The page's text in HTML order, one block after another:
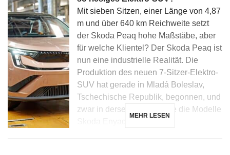
Mit sieben Sitzen, einer Länge von 4,87
m und über 640 km Reichweite setzt
der Skoda Peaq hohe Maßstäbe, aber
für welche Klientel? Der Skoda Peaq ist
nun eine industrielle Realität. Die
Produktion des neuen 7-Sitzer-Elektro-
SUV hat gerade in Mladá Boleslav,
Tschechische Republik, begonnen, und
zwar in derselben Linie wie die Modelle
MEHR LESEN